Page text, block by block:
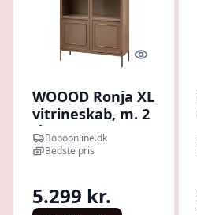
Quick look
WOOOD Ronja XL
vitrineskab, m. 2
låger og 4 hylder
- glas og
Boboonline.dk
Bedste pris
5.299 kr.